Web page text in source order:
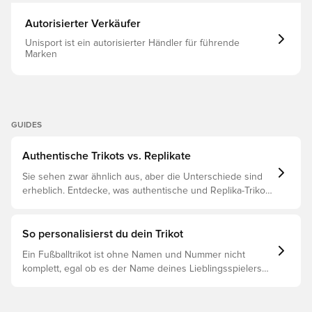
Technologie Schmale Passform Hergestellt aus 100 %
recyceltem Polyester.
Autorisierter Verkäufer
Unisport ist ein autorisierter Händler für führende
Marken
GUIDES
Authentische Trikots vs. Replikate
Sie sehen zwar ähnlich aus, aber die Unterschiede sind
erheblich. Entdecke, was authentische und Replika-Trikots
So personalisierst du dein Trikot
Ein Fußballtrikot ist ohne Namen und Nummer nicht
komplett, egal ob es der Name deines Lieblingsspielers